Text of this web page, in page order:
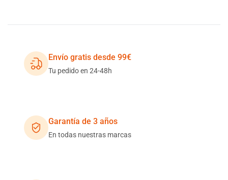
Envío gratis desde 99€
Tu pedido en 24-48h
Garantía de 3 años
En todas nuestras marcas